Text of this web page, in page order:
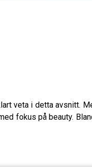
veta i detta avsnitt.
fokus på beauty.